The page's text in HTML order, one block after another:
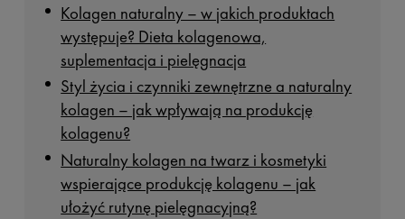
Kolagen naturalny – w jakich produktach
występuje? Dieta kolagenowa,
suplementacja i pielęgnacja
Styl życia i czynniki zewnętrzne a naturalny
kolagen – jak wpływają na produkcję
kolagenu?
Naturalny kolagen na twarz i kosmetyki
wspierające produkcję kolagenu – jak
ułożyć rutynę pielęgnacyjną?